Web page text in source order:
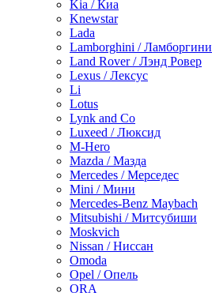
Kia / Киа
Knewstar
Lada
Lamborghini / Ламборгини
Land Rover / Лэнд Ровер
Lexus / Лексус
Li
Lotus
Lynk and Co
Luxeed / Люксид
M-Hero
Mazda / Мазда
Mercedes / Мерседес
Mini / Мини
Mercedes-Benz Maybach
Mitsubishi / Митсубиши
Moskvich
Nissan / Ниссан
Omoda
Opel / Опель
ORA